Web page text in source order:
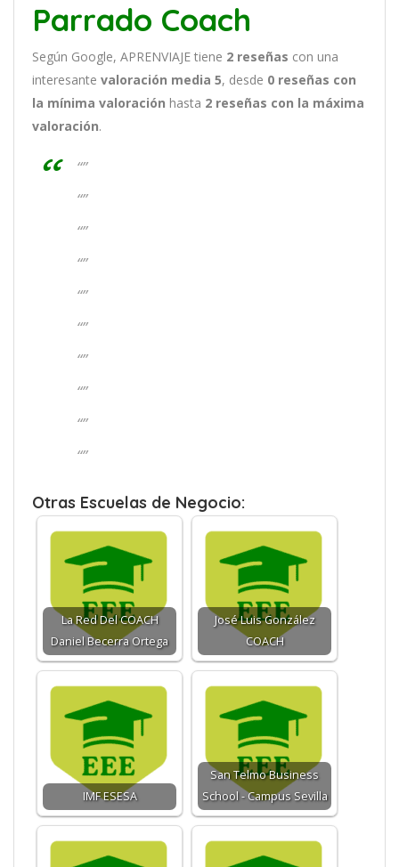
Parrado Coach
Según Google, APRENVIAJE tiene 2 reseñas con una
interesante valoración media 5, desde 0 reseñas con
la mínima valoración hasta 2 reseñas con la máxima
valoración.
“”
“”
“”
“”
“”
“”
“”
“”
“”
“”
Otras Escuelas de Negocio:
La Red Del COACH
Daniel Becerra Ortega
José Luis González
COACH
IMF ESESA
San Telmo Business
School - Campus Sevilla